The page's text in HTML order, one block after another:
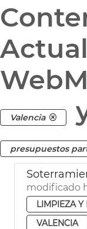
Valencia
presupuestos
modificado
LIMPIEZA Y
VALENCIA